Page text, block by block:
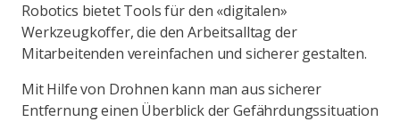
Robotics bietet Tools für den «digitalen»
Werkzeugkoffer, die den Arbeitsalltag der
Mitarbeitenden vereinfachen und sicherer gestalten.
Mit Hilfe von Drohnen kann man aus sicherer
Entfernung einen Überblick der Gefährdungssituation